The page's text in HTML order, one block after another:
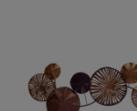
vi tyvärr inte
produkter.